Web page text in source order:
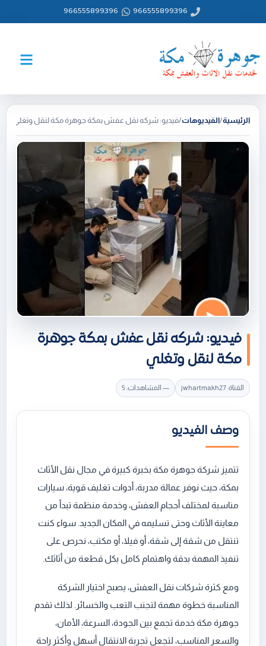
966555899396
966555899396
▶
الرئيسية/الفيديوهات/فيديو: شركه نقل عفش بمكة جوهرة مكة لنقل وتغلي
فيديو: شركه نقل عفش بمكة جوهرة
مكة لنقل وتغلي
القناة: jwhartmakh27 — المشاهدات: 5
وصف الفيديو
تتميز شركة جوهرة مكة بخبرة كبيرة في مجال نقل الأثاث
بمكة، حيث نوفر عمالة مدربة، أدوات تغليف قوية، سيارات
مناسبة لمختلف أحجام العفش، وخدمة منظمة تبدأ من
معاينة الأثاث وحتى تسليمه في المكان الجديد. سواء كنت
تنتقل من شقة إلى شقة، أو فيلا، أو مكتب، نحرص على
تنفيذ المهمة بدقة واهتمام كامل بكل قطعة من أثاثك.
ومع كثرة شركات نقل العفش، يصبح اختيار الشركة
المناسبة خطوة مهمة لتجنب التعب والخسائر. لذلك تقدم
جوهرة مكة خدمة تجمع بين الجودة، السرعة، الأمان،
والسعر المناسب، لتجعل تجربة الانتقال أسهل وأكثر راحة